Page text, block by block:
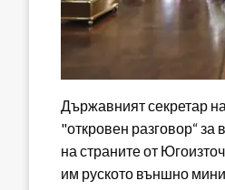
Държавният секретар
"откровен разговор“
на страните от
им руското външно